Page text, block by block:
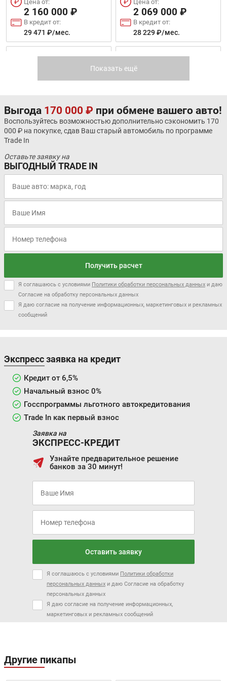
Цена от:
2 160 000 ₽
В кредит от:
29 471 ₽/мес.
Цена от:
2 069 000 ₽
В кредит от:
28 229 ₽/мес.
GEELY ATLAS
Цена от:
В кредит от:
32 227 ₽/мес.
JAC T6
Цена от:
2 391 000 ₽
В кредит от:
32 622 ₽/мес.
Цена от:
2 009 900 ₽
В кредит от:
Цена от:
2 474 000 ₽
В кредит от:
CHANGAN CS55 PLUS
2 310 900 ₽
В кредит от:
31 529 ₽/мес.
GAC GS4
Цена от:
2 450 000 ₽
В кредит от:
33 427 ₽/мес.
JAC T8 CHERY TIGGO 8
Показать ещё
Выгода 170 000 ₽ при обмене вашего авто!
Воспользуйтесь возможностью дополнительно сэкономить 170
000 ₽ на покупке, сдав Ваш старый автомобиль по программе
Trade In
Оставьте заявку на
ВЫГОДНЫЙ TRADE IN
Получить расчет
Я соглашаюсь с условиями Политики обработки персональных данных и даю
Согласие на обработку персональных данных
Я даю согласие на получение информационных, маркетинговых и рекламных
сообщений
Экспресс заявка на кредит
Кредит от 6,5%
Начальный взнос 0%
Госспрограммы льготного автокредитования
Trade In как первый взнос
Заявка на
ЭКСПРЕСС-КРЕДИТ
Узнайте предварительное решение
банков за 30 минут!
Оставить заявку
Я соглашаюсь с условиями Политики обработки
персональных данных и даю Согласие на обработку
персональных данных
Я даю согласие на получение информационных,
маркетинговых и рекламных сообщений
Другие пикапы